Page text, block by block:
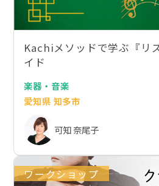
Kachiメソッドで学ぶ『リ
イド
楽器・音楽
愛知県 知多市
可知 奈尾子
ワークショップ